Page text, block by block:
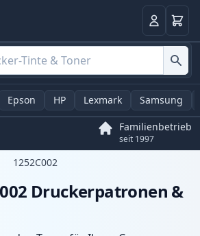
Anmelden
Epson HP Lexmark Samsung
Familienbetrieb
seit 1997
1252C002
Druckerpatronen &